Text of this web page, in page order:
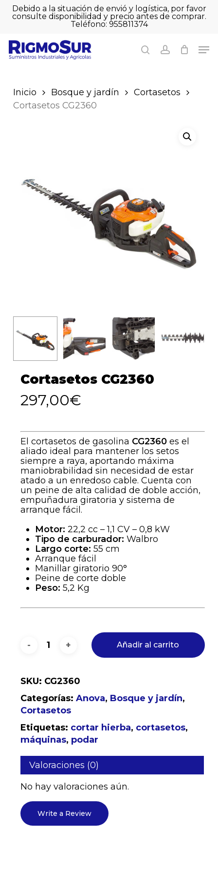
SkipDebido a la situación de envió y logística, por favor
consulte disponibilidad y precio antes de comprar.
Teléfono: 955811374
searchaccount
Cart Close
No hay productos en el
carrito.
Inicio Bosque y jardín
Cortasetos
Cortasetos CG2360
Cortasetos CG2360
297,00€
El cortasetos de gasolina CG2360es el
aliado ideal para mantener los setos
siempre a raya, aportando máxima
maniobrabilidad sin necesidad de estar
atado a un enredoso cable. Cuenta con
un peine de alta calidad de doble acción,
empuñadura giratoria y sistema de
arranque fácil.
Motor: 22,2 cc – 1,1 CV – 0,8 kW
Tipo de carburador: Walbro
Largo corte: 55 cm
Arranque fácil
Manillar giratorio 90°
Peine de corte doble
Peso: 5,2 Kg
Añadir al carrito
SKU: CG2360
Categorías: Anova, Bosque y jardín,
Cortasetos
Etiquetas: cortar hierba, cortasetos,
máquinas, podar
Valoraciones (0)
No hay valoraciones aún.
Write a Review
Sé el primero en
valorar “Cortasetos
CG2360”